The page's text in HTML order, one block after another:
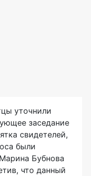
уточнили
заседание
свидетелей,
были
Бубнова
что данный